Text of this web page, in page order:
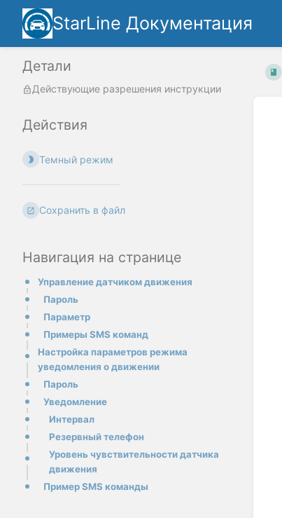
StarLine Документация
Детали
Действующие разрешения инструкции
Действия
Темный режим
Сохранить в файл
Навигация на странице
Управление датчиком движения
Пароль
Параметр
Примеры SMS команд
Настройка параметров режима
уведомления о движении
Пароль
Уведомление
Интервал
Резервный телефон
Уровень чувствительности датчика
движения
Пример SMS команды